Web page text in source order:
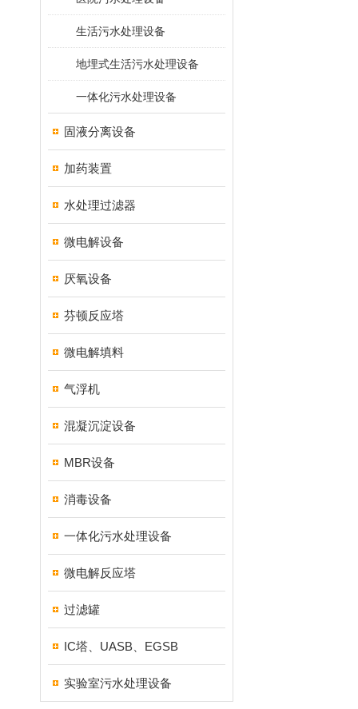
生活污水处理设备
地埋式生活污水处理设备
一体化污水处理设备
固液分离设备
加药装置
水处理过滤器
微电解设备
厌氧设备
芬顿反应塔
微电解填料
气浮机
混凝沉淀设备
MBR设备
消毒设备
一体化污水处理设备
微电解反应塔
过滤罐
IC塔、UASB、EGSB
实验室污水处理设备